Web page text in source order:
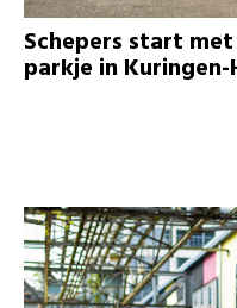
Schepers start
parkje in Kuringen-